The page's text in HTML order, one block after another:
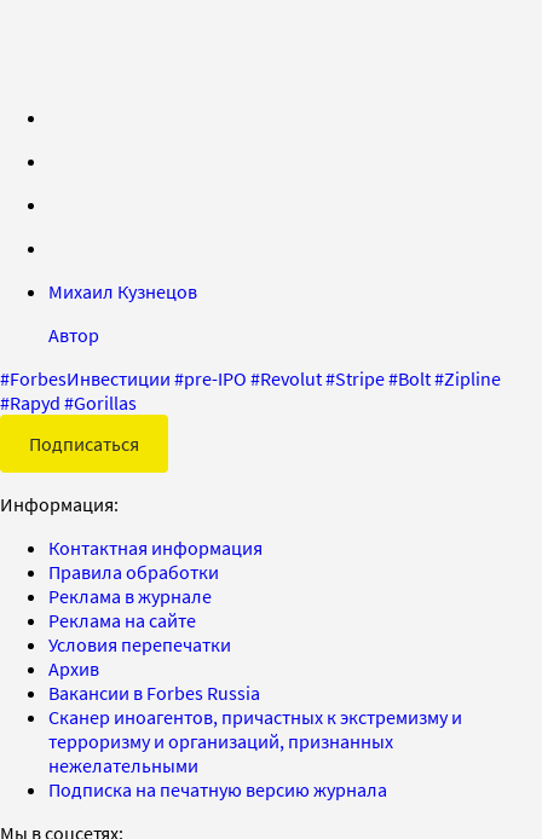
Михаил Кузнецов
Автор
#ForbesИнвестиции #pre-IPO #Revolut#Stripe#Bolt#Zipline
#Rapyd #Gorillas
Подписаться
Информация:
Контактная информация
Правила обработки
Реклама в журнале
Реклама на сайте
Условия перепечатки
Архив
Вакансии в Forbes Russia
Сканер иноагентов, причастных к экстремизму и
терроризму и организаций, признанных
нежелательными
Подписка на печатную версию журнала
Мы в соцсетях: